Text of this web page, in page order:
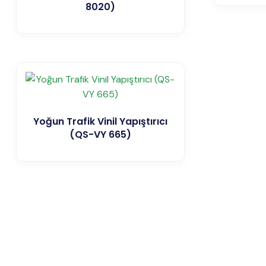
8020)
Yoğun Trafik Vinil Yapıştırıcı
(QS-VY 665)